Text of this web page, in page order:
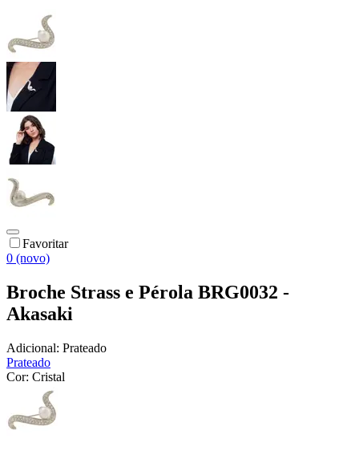
Favoritar
0 (novo)
Broche Strass e Pérola BRG0032 -
Akasaki
Adicional: Prateado
Prateado
Cor: Cristal